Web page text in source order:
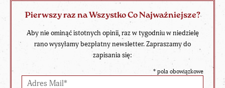
Pierwszy raz na Wszystko Co Najważniejsze?
Aby nie ominąć istotnych opinii, raz w tygodniu w niedzielę
rano wysyłamy bezpłatny newsletter. Zapraszamy do
zapisania się:
* pola obowiązkowe